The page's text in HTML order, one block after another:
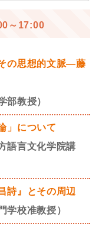
～17:00
の思想的文脈―藤
教授）
」について
言文化学院講
詩』とその周辺
校准教授）